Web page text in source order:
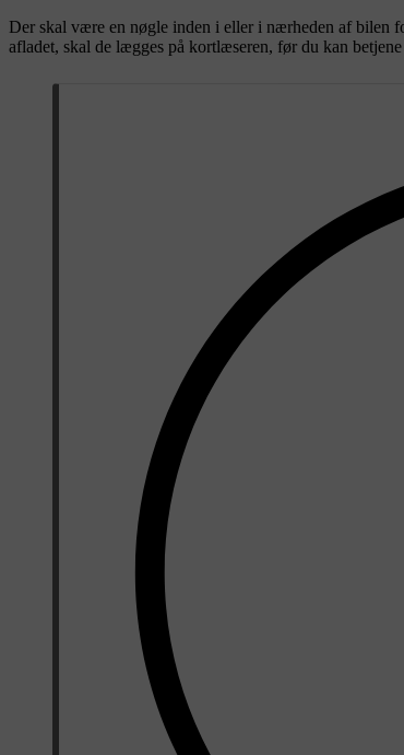
Der skal være en nøgle inden i eller i nærheden af bilen
afladet, skal de lægges på kortlæseren, før du kan betjene